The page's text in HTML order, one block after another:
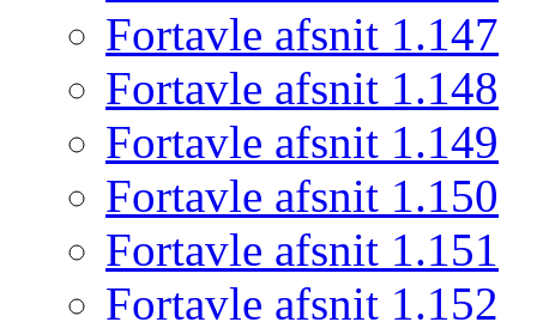
Fortavle afsnit 1.147
Fortavle afsnit 1.148
Fortavle afsnit 1.149
Fortavle afsnit 1.150
Fortavle afsnit 1.151
Fortavle afsnit 1.152